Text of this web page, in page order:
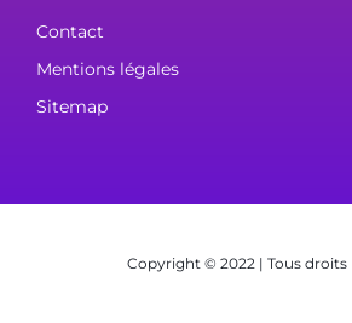
Contact
Mentions légales
Sitemap
Copyright © 2022 | Tous droits